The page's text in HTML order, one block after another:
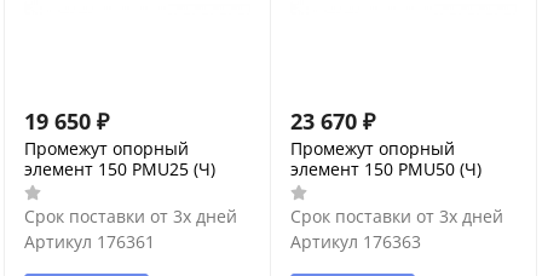
19 650 ₽
Промежут опорный
элемент 150 PMU25 (Ч)
Срок поставки от 3х дней
Артикул 176361
23 670 ₽
Промежут опорный
элемент 150 PMU50 (Ч)
Срок поставки от 3х дней
Артикул 176363